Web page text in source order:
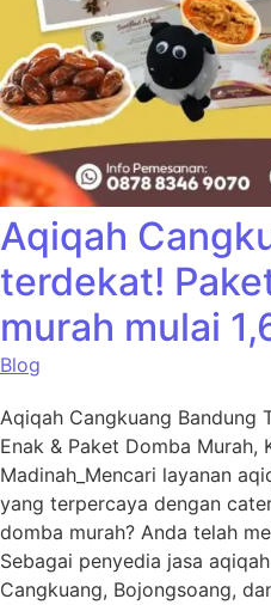
Aqiqah
terdekat!
murah mulai
Blog
Aqiqah Cangkuang Bandung
Enak & Paket Domba
Madinah_Mencari layanan
yang terpercaya dengan
domba murah? Anda telah
Sebagai penyedia jasa
Cangkuang, Bojongsoang,